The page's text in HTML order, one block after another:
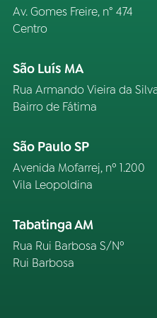
Av. Gomes Freire, n° 474
Centro
São Luís MA
Rua Armando Vieira da
Bairro de Fátima
São Paulo SP
Avenida Mofarrej, nº 1.200
Vila Leopoldina
Tabatinga AM
Rua Rui Barbosa S/Nº
Rui Barbosa